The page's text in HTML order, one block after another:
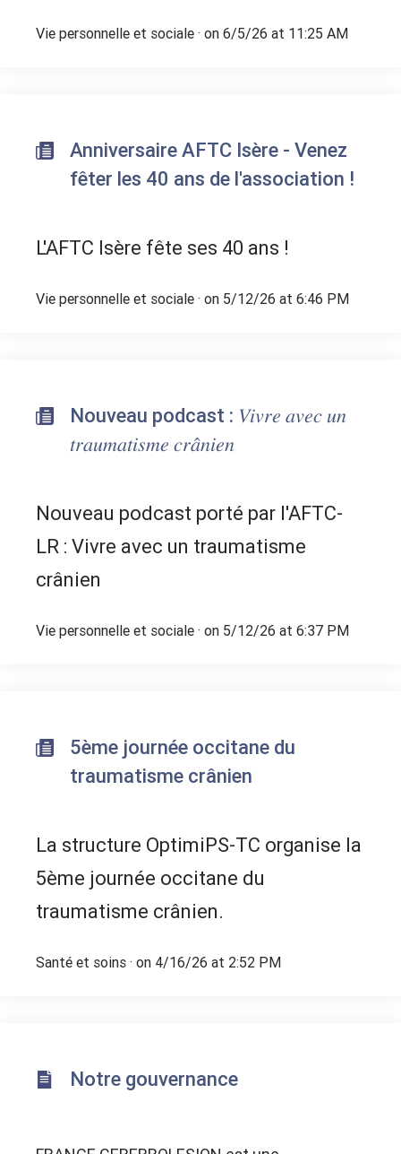
Vie personnelle et sociale · on 6/5/26 at 11:25 AM
Anniversaire AFTC Isère - Venez
fêter les 40 ans de l'association !
L'AFTC Isère fête ses 40 ans !
Vie personnelle et sociale · on 5/12/26 at 6:46 PM
Nouveau podcast : 𝑉𝑖𝑣𝑟𝑒 𝑎𝑣𝑒𝑐 𝑢𝑛
𝑡𝑟𝑎𝑢𝑚𝑎𝑡𝑖𝑠𝑚𝑒 𝑐𝑟𝑎̂𝑛𝑖𝑒𝑛
Nouveau podcast porté par l'AFTC-
LR : Vivre avec un traumatisme
crânien
Vie personnelle et sociale · on 5/12/26 at 6:37 PM
5ème journée occitane du
traumatisme crânien
La structure OptimiPS-TC organise la
5ème journée occitane du
traumatisme crânien.
Santé et soins · on 4/16/26 at 2:52 PM
Notre gouvernance